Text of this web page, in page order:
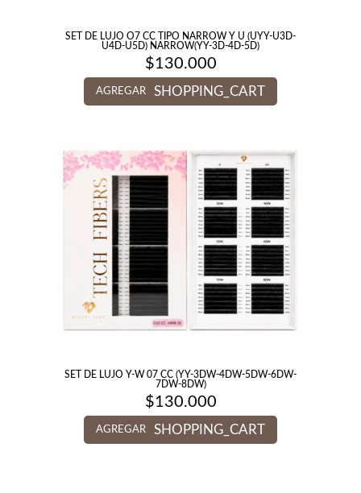
SET DE LUJO O7 CC TIPO NARROW Y U (UYY-U3D-
U4D-U5D) NARROW(YY-3D-4D-5D)
$130.000
AGREGAR SHOPPING_CART
SET DE LUJO Y-W 07 CC (YY-3DW-4DW-5DW-6DW-
7DW-8DW)
$130.000
AGREGAR SHOPPING_CART